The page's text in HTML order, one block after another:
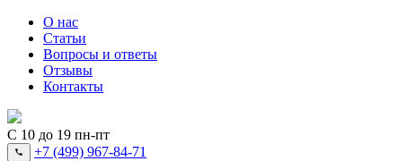
О нас
Статьи
Вопросы и ответы
Отзывы
Контакты
С 10 до 19 пн-пт
+7 (499) 967-84-71